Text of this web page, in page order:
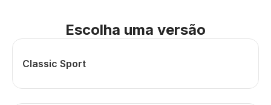
Escolha uma versão
Classic Sport